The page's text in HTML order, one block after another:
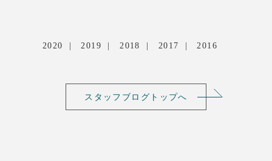
2020 2019 2018 2017 2016
スタッフブログトップへ